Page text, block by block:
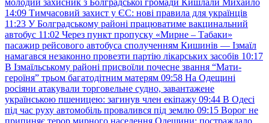
молодий захисник з Болградської громади Кишлали Михайло
14:09 Тимчасовий захист у ЄС: нові правила для українців
11:23 У Болградському районі працюватиме вакцинальний
автобус 11:02 Через пункт пропуску «Мирне – Табаки»
пасажир рейсового автобуса сполученням Кишинів — Ізмаїл
намагався незаконно провезти партію лікарських засобів 10:17
В Ізмаїльському районі присвоїли почесне звання “Мати-
героїня” трьом багатодітним матерям 09:58 На Одещині
росіяни атакували торговельне судно, завантажене
українською пшеницею: загинув член екіпажу 09:44 В Одесі
під час руху автомобіль провалився під землю 09:15 Ворог не
припиняє терор мирного населення Одещини: постраждало